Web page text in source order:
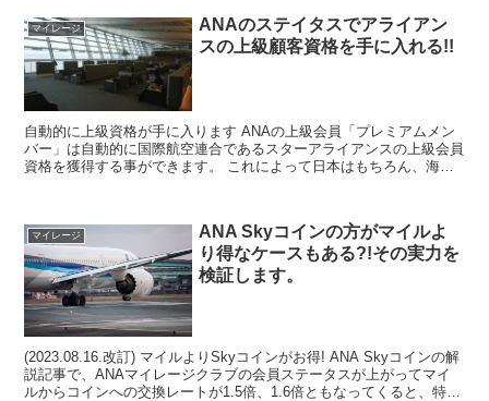
マイレージ
ANAのステイタスでアライアン
スの上級顧客資格を手に入れる!!
自動的に上級資格が手に入ります ANAの上級会員「プレミアムメン
バー」は自動的に国際航空連合であるスターアライアンスの上級会員
資格を獲得する事ができます。 これによって日本はもちろん、海外
マイレージ
ANA Skyコインの方がマイルよ
り得なケースもある?!その実力を
検証します。
(2023.08.16.改訂) マイルよりSkyコインがお得! ANA Skyコインの解
説記事で、ANAマイレージクラブの会員ステータスが上がってマイ
ルからコインへの交換レートが1.5倍、1.6倍ともなってくると、特典